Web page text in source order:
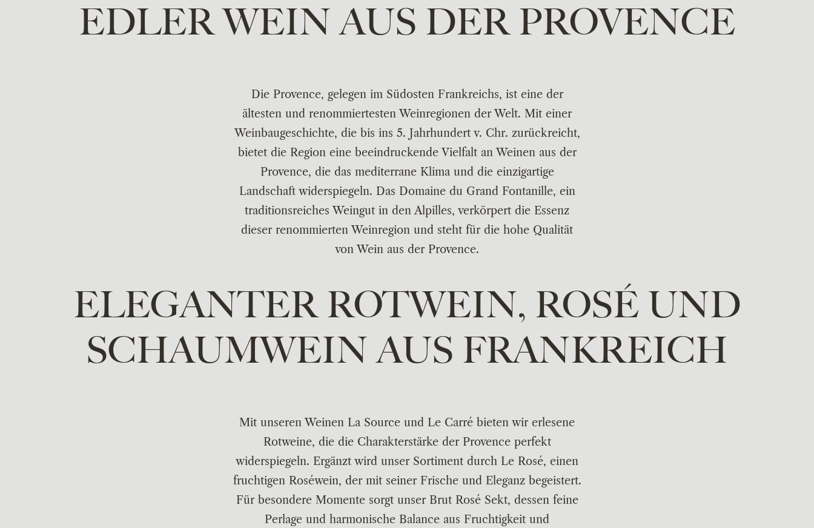
EDLER WEIN AUS DER PROVENCE
Die Provence, gelegen im Südosten Frankreichs, ist eine der
ältesten und renommiertesten Weinregionen der Welt. Mit einer
Weinbaugeschichte, die bis ins 5. Jahrhundert v. Chr. zurückreicht,
bietet die Region eine beeindruckende Vielfalt an Weinen aus der
Provence, die das mediterrane Klima und die einzigartige
Landschaft widerspiegeln. Das Domaine du Grand Fontanille, ein
traditionsreiches Weingut in den Alpilles, verkörpert die Essenz
dieser renommierten Weinregion und steht für die hohe Qualität
von Wein aus der Provence.
ELEGANTER ROTWEIN, ROSÉ UND
SCHAUMWEIN AUS FRANKREICH
Mit unseren Weinen La Source und Le Carré bieten wir erlesene
Rotweine, die die Charakterstärke der Provence perfekt
widerspiegeln. Ergänzt wird unser Sortiment durch Le Rosé, einen
fruchtigen Roséwein, der mit seiner Frische und Eleganz begeistert.
Für besondere Momente sorgt unser Brut Rosé Sekt, dessen feine
Perlage und harmonische Balance aus Fruchtigkeit und